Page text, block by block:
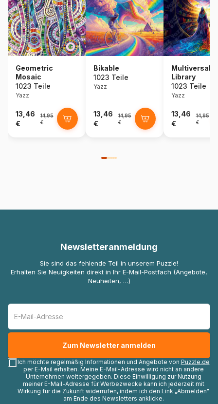
Geometric
Mosaic
1023 Teile
Yazz
13,46
€
14,95
€
Bikable
1023 Teile
Yazz
13,46
€
14,95
€
Multiversal
Library
1023 Teile
Yazz
13,46
€
14,95
€
Newsletteranmeldung
Sie sind das fehlende Teil in unserem Puzzle!
Erhalten Sie Neuigkeiten direkt in Ihr E-Mail-Postfach (Angebote,
Neuheiten, …)
Ich möchte regelmäßig Informationen und Angebote von Puzzle.de
per E-Mail erhalten. Meine E-Mail-Adresse wird nicht an andere
Unternehmen weitergegeben. Diese Einwilligung zur Nutzung
meiner E-Mail-Adresse für Werbezwecke kann ich jederzeit mit
Wirkung für die Zukunft widerrufen, indem ich den Link „Abmelden"
am Ende des Newsletters anklicke.